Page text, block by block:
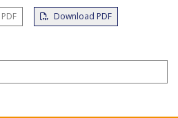
Download PDF